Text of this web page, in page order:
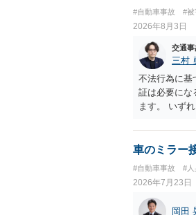
今回の事故
弁護士が受
思疎通が難
要があると思
#自動車事故 #被
2026年8月3日
交通
三村
不法行為に基
証は必要にな
ます。 いず
車のミラー
#自動車事故 #人
2026年7月23日
岡田